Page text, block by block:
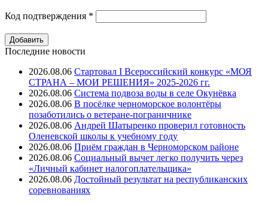
Код подтверждения *
Последние новости
2026.08.06 Стартовал I Всероссийский конкурс «МОЯ
СТРАНА – МОИ РЕШЕНИЯ» 2025-2026 гг.
2026.08.06 Система подвоза воды в селе Окунёвка
2026.08.06 В посёлке черноморское волонтёры
позаботились о ветеране-пограничнике
2026.08.06 Андрей Шатыренко проверил готовность
Оленевской школы к учебному году
2026.08.06 Приём граждан в Черноморском районе
2026.08.06 Социальный вычет легко получить через
«Личный кабинет налогоплательщика»
2026.08.06 Достойный результат на республиканских
соревнованиях